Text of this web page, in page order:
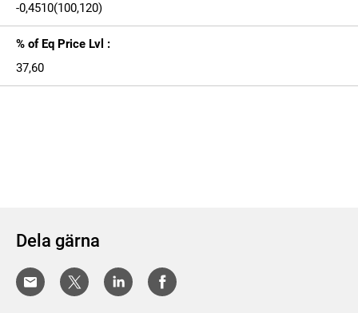
-0,4510(100,120)
% of Eq Price Lvl :
37,60
Dela gärna